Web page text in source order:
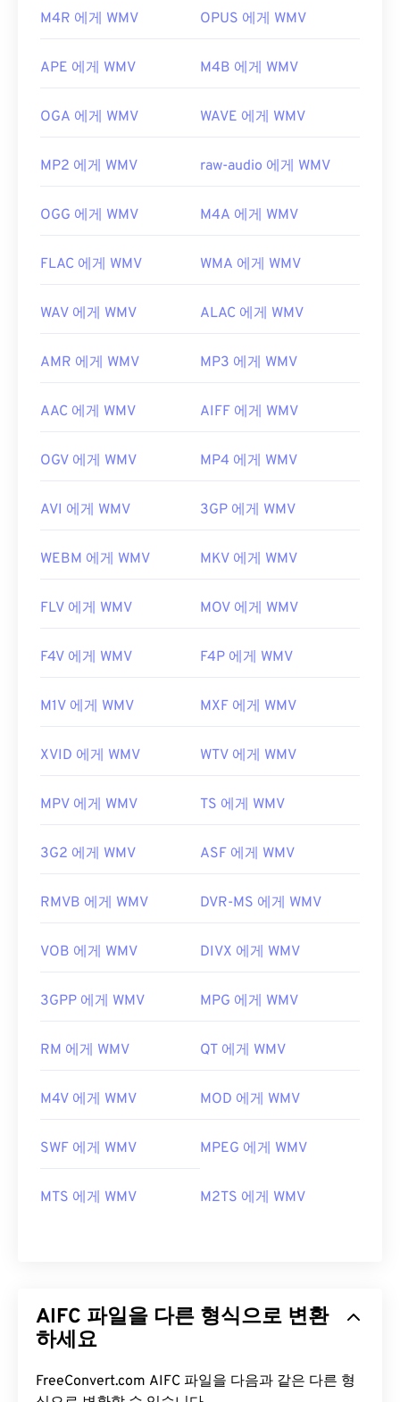
다는 점을 명심하세요. 변환이 필요한 경우,
도구입니다.
최초 출시:1999년
https://en.wikipedia.org/wiki/고급_시스템_포맷
M4R 에게 WMV OPUS 에게 WMV
APE 에게 WMV M4B 에게 WMV
OGA 에게 WMV WAVE 에게 WMV
MP2 에게 WMV raw-audio 에게 WMV
OGG 에게 WMV M4A 에게 WMV
FLAC 에게 WMV WMA 에게 WMV
WAV 에게 WMV ALAC 에게 WMV
AMR 에게 WMV MP3 에게 WMV
AAC 에게 WMV AIFF 에게 WMV
OGV 에게 WMV MP4 에게 WMV
AVI 에게 WMV 3GP 에게 WMV
WEBM 에게 WMV MKV 에게 WMV
FLV 에게 WMV MOV 에게 WMV
F4V 에게 WMV F4P 에게 WMV
M1V 에게 WMV MXF 에게 WMV
XVID 에게 WMV WTV 에게 WMV
MPV 에게 WMV TS 에게 WMV
3G2 에게 WMV ASF 에게 WMV
RMVB 에게 WMV DVR-MS 에게 WMV
VOB 에게 WMV DIVX 에게 WMV
3GPP 에게 WMV MPG 에게 WMV
RM 에게 WMV QT 에게 WMV
M4V 에게 WMV MOD 에게 WMV
SWF 에게 WMV MPEG 에게 WMV
MTS 에게 WMV M2TS 에게 WMV
AIFC 파일을 다른 형식으로 변환
하세요
FreeConvert.com AIFC 파일을 다음과 같은 다른 형